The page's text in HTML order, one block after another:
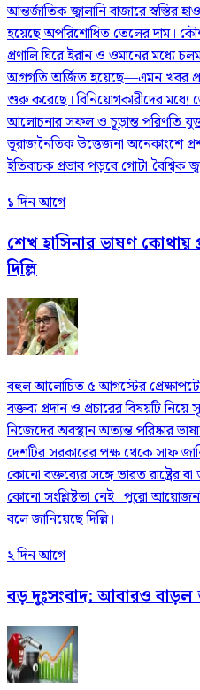
আন্তর্জাতিক জ্বালানি বাজারে স্বস্তির
হয়েছে অপরিশোধিত তেলের দাম।
প্রণালি ঘিরে ইরান ও ওমানের মধ্যে
অগ্রগতি অর্জিত হয়েছে—এমন খবর
শুরু করেছে। বিনিয়োগকারীদের
আলোচনার সফল ও চূড়ান্ত পরিণতি
ভূরাজনৈতিক উত্তেজনা অনেকাংশে
ইতিবাচক প্রভাব পড়বে গোটা বৈশ্বিক
১ দিন আগে
শেখ হাসিনার ভাষণ কোথায়
দিল্লি
বহুল আলোচিত ৫ আগস্টের প্রেক্ষাপটে
বক্তব্য প্রদান ও প্রচারের বিষয়টি
নিজেদের অবস্থান অত্যন্ত পরিষ্কার
দেশটির সরকারের পক্ষ থেকে সাফ
কোনো বক্তব্যের সঙ্গে ভারত রাষ্ট্রের বা
কোনো সংশ্লিষ্টতা নেই। পুরো
বলে জানিয়েছে দিল্লি।
২ দিন আগে
বড় দুঃসংবাদ: আবারও বাড়ল